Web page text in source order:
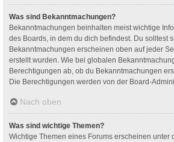
Was sind Bekanntmachungen?
Bekanntmachungen beinhalten meist wichtige
des Boards, in dem du dich befindest. Du solltest
Bekanntmachungen erscheinen oben auf jeder
erstellt wurden. Wie bei globalen
Berechtigungen ab, ob du Bekanntmachungen
Die Berechtigungen werden von der Board-
Nach oben
Was sind wichtige Themen?
Wichtige Themen eines Forums erscheinen unter